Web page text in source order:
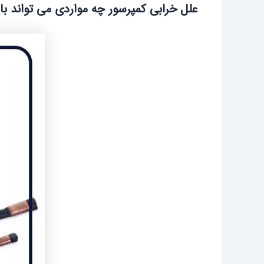
علل خرابی کمپرسور چه مواردی می تواند